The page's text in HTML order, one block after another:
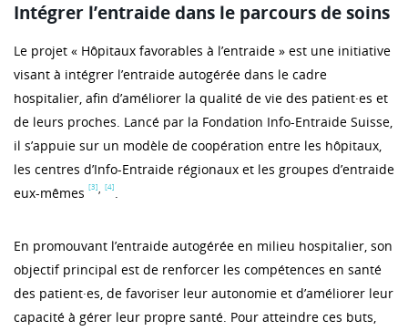
Intégrer l’entraide dans le parcours de soins
Le projet « Hôpitaux favorables à l’entraide » est une initiative
visant à intégrer l’entraide autogérée dans le cadre
hospitalier, afin d’améliorer la qualité de vie des patient·es et
de leurs proches. Lancé par la Fondation Info-Entraide Suisse,
il s’appuie sur un modèle de coopération entre les hôpitaux,
les centres d’Info-Entraide régionaux et les groupes d’entraide
eux-mêmes [3], [4] .
En promouvant l’entraide autogérée en milieu hospitalier, son
objectif principal est de renforcer les compétences en santé
des patient·es, de favoriser leur autonomie et d’améliorer leur
capacité à gérer leur propre santé. Pour atteindre ces buts,